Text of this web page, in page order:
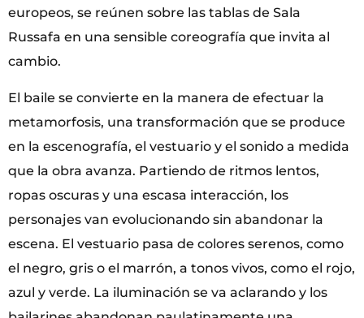
europeos, se reúnen sobre las tablas de Sala
Russafa en una sensible coreografía que invita al
cambio.
El baile se convierte en la manera de efectuar la
metamorfosis, una transformación que se produce
en la escenografía, el vestuario y el sonido a medida
que la obra avanza. Partiendo de ritmos lentos,
ropas oscuras y una escasa interacción, los
personajes van evolucionando sin abandonar la
escena. El vestuario pasa de colores serenos, como
el negro, gris o el marrón, a tonos vivos, como el rojo,
azul y verde. La iluminación se va aclarando y los